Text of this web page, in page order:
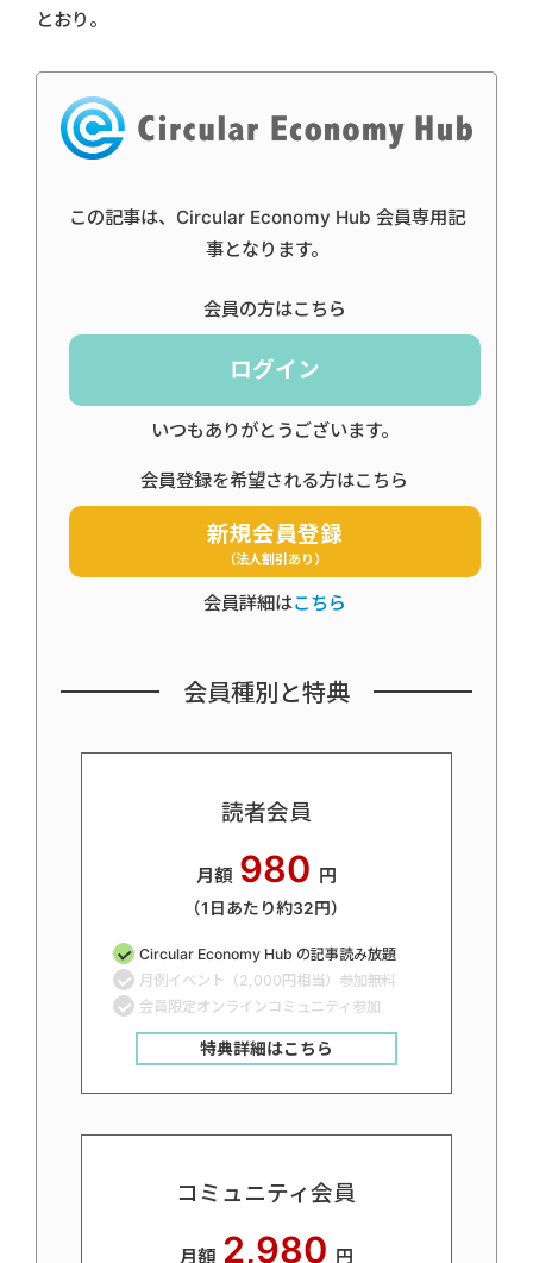
とおり。
この記事は、Circular Economy Hub 会員専用記
事となります。
会員の方はこちら
ログイン
いつもありがとうございます。
会員登録を希望される方はこちら
新規会員登録
（法人割引あり）
会員詳細はこちら
会員種別と特典
読者会員
月額 980 円
（1日あたり約32円）
Circular Economy Hub の記事読み放題
月例イベント（2,000円相当）参加無料
会員限定オンラインコミュニティ参加
特典詳細はこちら
コミュニティ会員
月額 2,980 円